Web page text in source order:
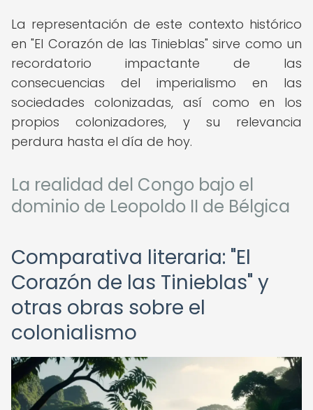
La representación de este contexto histórico
en "El Corazón de las Tinieblas" sirve como un
recordatorio impactante de las
consecuencias del imperialismo en las
sociedades colonizadas, así como en los
propios colonizadores, y su relevancia
perdura hasta el día de hoy.
La realidad del Congo bajo el
dominio de Leopoldo II de Bélgica
Comparativa literaria: "El
Corazón de las Tinieblas" y
otras obras sobre el
colonialismo